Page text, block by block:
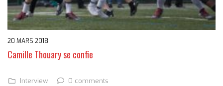
20 MARS 2018
Camille Thouary se confie
Interview 0 comments